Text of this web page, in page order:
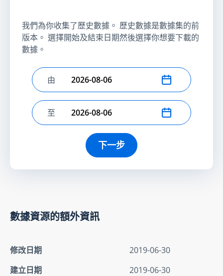
我們為你收集了歷史數據。 歷史數據是數據集的前
版本。 選擇開始及結束日期然後選擇你想要下載的
數據。
選擇開始日期
由
選擇結束日期
至
下一步
數據資源的額外資訊
修改日期
2019-06-30
建立日期
2019-06-30